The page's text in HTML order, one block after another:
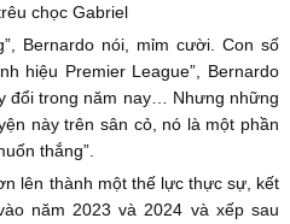
chọc Gabriel
Bernardo nói, mỉm cười. Con số
hiệu Premier League”, Bernardo
đổi trong năm nay… Nhưng những
này trên sân cỏ, nó là một phần
thắng”.
lên thành một thế lực thực sự, kết
năm 2023 và 2024 và xếp sau